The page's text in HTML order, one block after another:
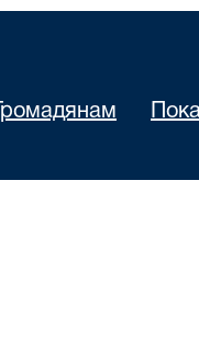
Громадянам